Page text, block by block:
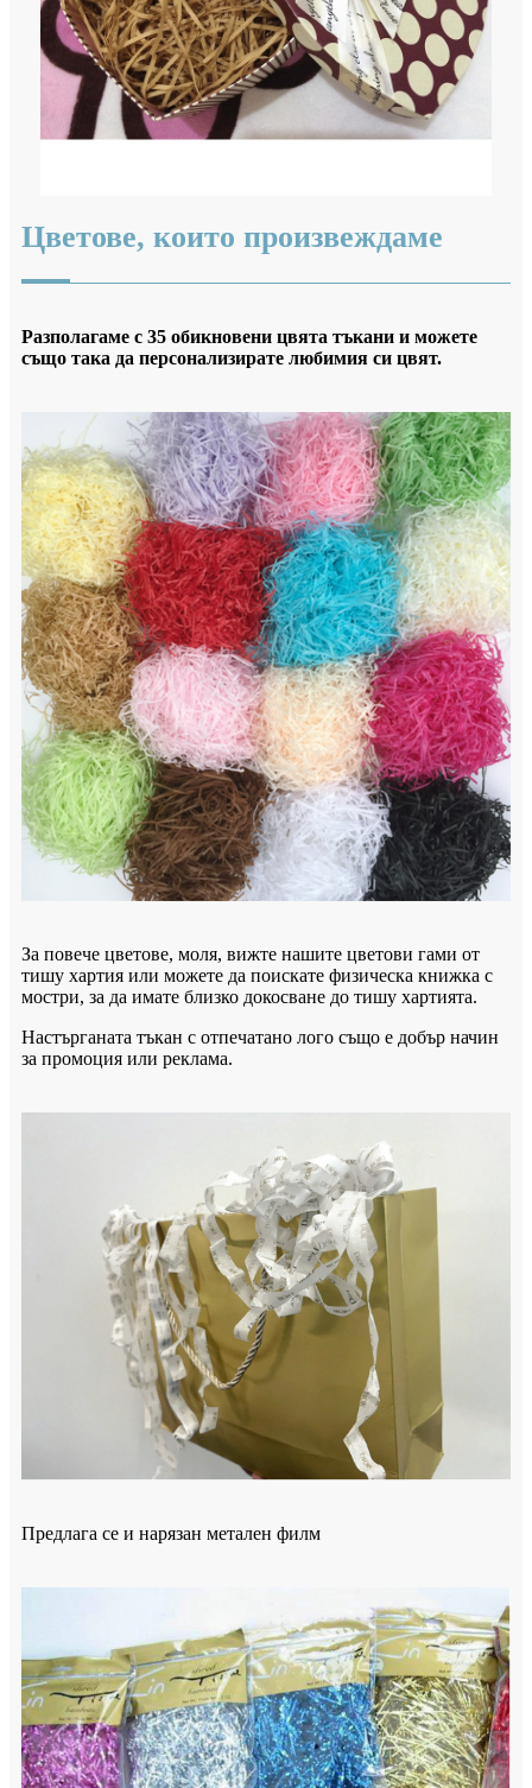
Цветове, които произвеждаме
Разполагаме с 35 обикновени цвята тъкани и можете
също така да персонализирате любимия си цвят.
За повече цветове, моля, вижте нашите цветови гами от
тишу хартия или можете да поискате физическа книжка с
мостри, за да имате близко докосване до тишу хартията.
Настърганата тъкан с отпечатано лого също е добър начин
за промоция или реклама.
Предлага се и нарязан метален филм